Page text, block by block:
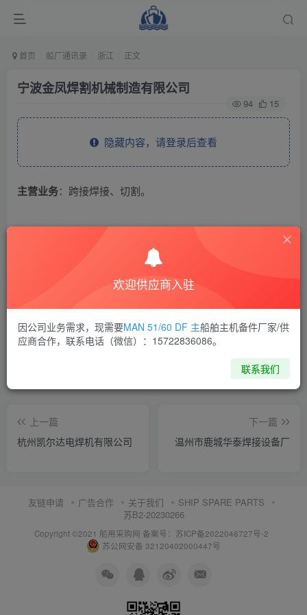
首页 船厂通讯录 浙江 正文
宁波金凤焊割机械制造有限公司
94 15
隐藏内容，请登录后查看
主营业务：跨接焊接、切割。
THE END
喜欢就支持一下吧
上一篇
杭州凯尔达电焊机有限公司
下一篇
温州市鹿城华泰焊接设备厂
友链申请 广告合作 关于我们
SHIP SPARE PARTS
苏B2-20230266
Copyright ©2021 船用采购网 备案号：苏ICP备2022046727号-2
苏公网安备 32120402000447号
欢迎供应商入驻
因公司业务需求，现需要MAN 51/60 DF 主船舶主机备件厂家/供
应商合作，联系电话（微信）：15722836086。
联系我们